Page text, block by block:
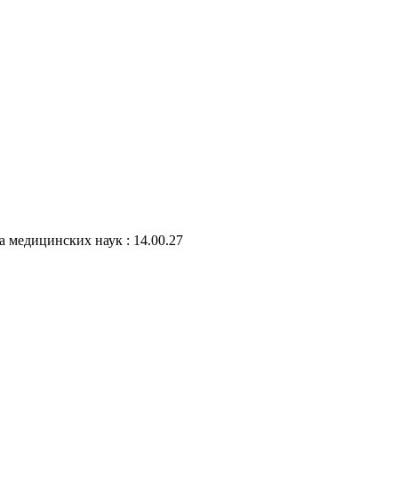
медицинских наук : 14.00.27